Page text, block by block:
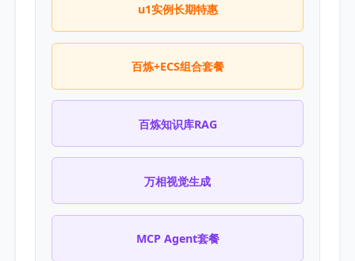
u1实例长期特惠
百炼+ECS组合套餐
百炼知识库RAG
万相视觉生成
MCP Agent套餐